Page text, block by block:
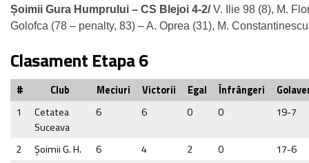
Șoimii Gura Humprului – CS Blejoi 4-2/V. Ilie 98 (8), M.
Golofca (78 – penalty, 83) – A. Oprea (31), M.
Clasament Etapa 6
# Club Meciuri Victorii Egal Înfrângeri
1
Cetatea
Suceava
6 6 0 0 19-7
2 Şoimii G. H. 6 4 2 0
17-6